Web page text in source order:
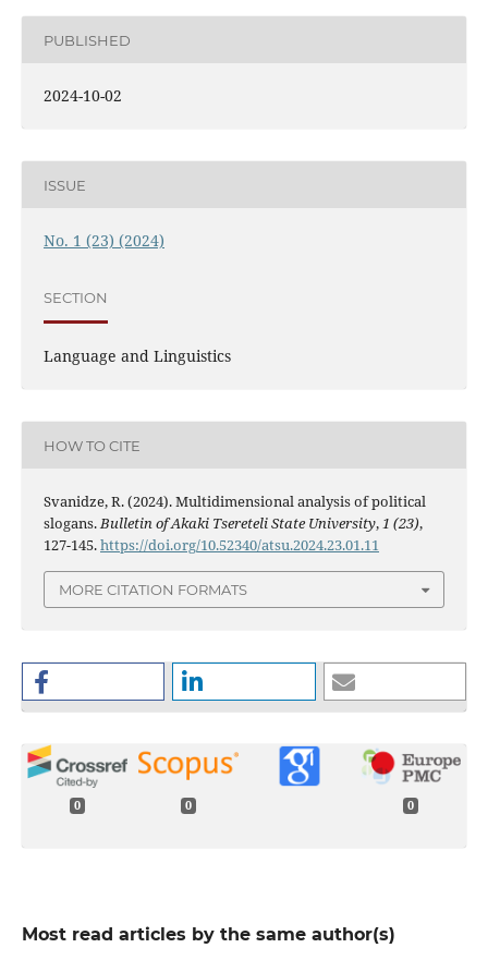
PUBLISHED
2024-10-02
ISSUE
No. 1 (23) (2024)
SECTION
Language and Linguistics
HOW TO CITE
Svanidze, R. (2024). Multidimensional analysis of political
slogans.Bulletin of Akaki Tsereteli State University,1 (23),
127-145.https://doi.org/10.52340/atsu.2024.23.01.11
MORE CITATION FORMATS
0 0 0
Most read articles by the same author(s)